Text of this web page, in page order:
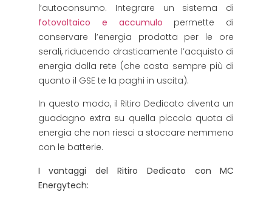
l’autoconsumo. Integrare un sistema di
fotovoltaico e accumulo permette di
conservare l’energia prodotta per le ore
serali, riducendo drasticamente l’acquisto di
energia dalla rete (che costa sempre più di
quanto il GSE te la paghi in uscita).
In questo modo, il Ritiro Dedicato diventa un
guadagno extra su quella piccola quota di
energia che non riesci a stoccare nemmeno
con le batterie.
I vantaggi del Ritiro Dedicato con MC
Energytech: